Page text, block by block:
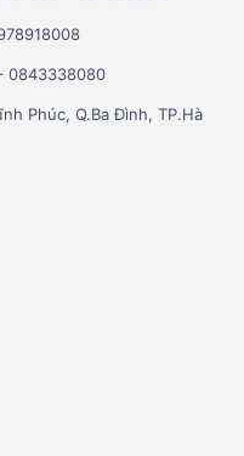
0843338080
Phúc, Q.Ba Đình, TP.Hà